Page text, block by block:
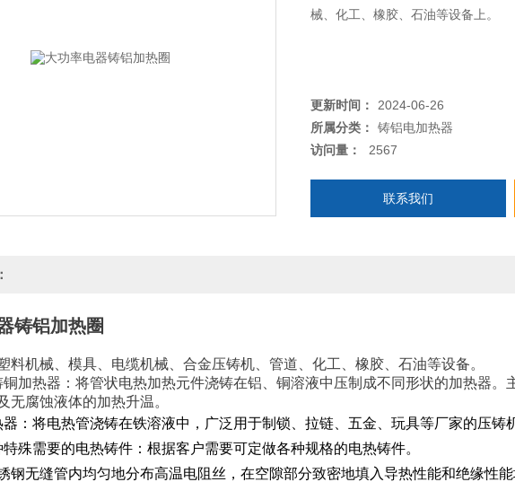
械、化工、橡胶、石油等设备上。
更新时间：
2024-06-26
所属分类：
铸铝电加热器
访问量：
2567
联系我们
铸铝加热圈
料机械、模具、电缆机械、合金压铸机、管道、化工、橡胶、石油等设备。
铜加热器：将管状电热加热元件浇铸在铝、铜溶液中压制成不同形状的加热器。
无腐蚀液体的加热升温。
：将电热管浇铸在铁溶液中，广泛用于制锁、拉链、五金、玩具等厂家的压铸
殊需要的电热铸件：根据客户需要可定做各种规格的电热铸件。
钢无缝管内均匀地分布高温电阻丝，在空隙部分致密地填入导热性能和绝缘性